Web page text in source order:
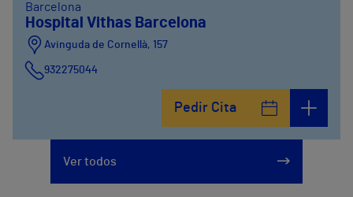
Barcelona
Hospital Vithas Barcelona
Avinguda de Cornellà, 157
932275044
Pedir Cita
Ver todos